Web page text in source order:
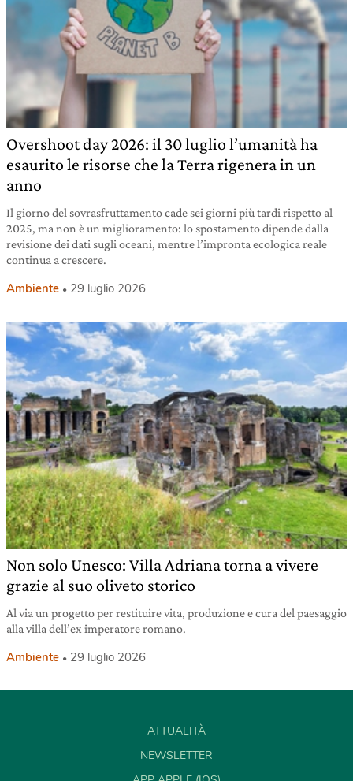
Overshoot day 2026: il 30 luglio l’umanità ha
esaurito le risorse che la Terra rigenera in un
anno
Il giorno del sovrasfruttamento cade sei giorni più tardi rispetto al
2025, ma non è un miglioramento: lo spostamento dipende dalla
revisione dei dati sugli oceani, mentre l’impronta ecologica reale
continua a crescere.
Ambiente 29 luglio 2026
Non solo Unesco: Villa Adriana torna a vivere
grazie al suo oliveto storico
Al via un progetto per restituire vita, produzione e cura del paesaggio
alla villa dell’ex imperatore romano.
Ambiente 29 luglio 2026
ATTUALITÀ
NEWSLETTER